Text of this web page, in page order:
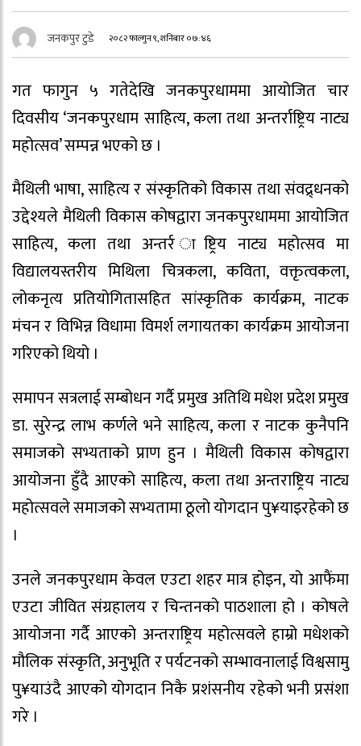
जनकपुर टुडे २०८२ फाल्गुन ९, शनिबार ०७:४६
गत फागुन ५ गतेदेखि जनकपुरधाममा आयोजित चार
दिवसीय ‘जनकपुरधाम साहित्य, कला तथा अन्तर्राष्ट्रिय नाट्य
महोत्सव’ सम्पन्न भएको छ ।
मैथिली भाषा, साहित्य र संस्कृतिको विकास तथा संवद्र्धनको
उद्देश्यले मैथिली विकास कोषद्वारा जनकपुरधाममा आयोजित
साहित्य, कला तथा अन्तर्र ाष्ट्रिय नाट्य महोत्सव मा
विद्यालयस्तरीय मिथिला चित्रकला, कविता, वक्तृत्वकला,
लोकनृत्य प्रतियोगितासहित सांस्कृतिक कार्यक्रम, नाटक
मंचन र विभिन्न विधामा विमर्श लगायतका कार्यक्रम आयोजना
गरिएको थियो ।
समापन सत्रलाई सम्बोधन गर्दै प्रमुख अतिथि मधेश प्रदेश प्रमुख
डा. सुरेन्द्र लाभ कर्णले भने साहित्य, कला र नाटक कुनैपनि
समाजको सभ्यताको प्राण हुन । मैथिली विकास कोषद्वारा
आयोजना हुँदै आएको साहित्य, कला तथा अन्तराष्ट्रिय नाट्य
महोत्सवले समाजको सभ्यतामा ठूलो योगदान पु¥याइरहेको छ
।
उनले जनकपुरधाम केवल एउटा शहर मात्र होइन, यो आफैंमा
एउटा जीवित संग्रहालय र चिन्तनको पाठशाला हो । कोषले
आयोजना गर्दै आएको अन्तराष्ट्रिय महोत्सवले हाम्रो मधेशको
मौलिक संस्कृति, अनुभूति र पर्यटनको सम्भावनालाई विश्वसामु
पु¥याउंदै आएको योगदान निकै प्रशंसनीय रहेको भनी प्रसंशा
गरे ।